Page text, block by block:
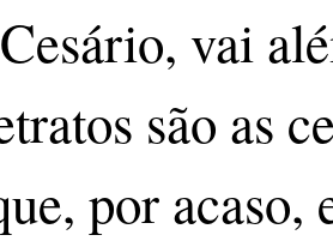
vai
são as
por acaso,